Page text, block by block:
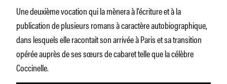
Une deuxième vocation qui la mènera à l’écriture et à la
publication de plusieurs romans à caractère autobiographique,
dans lesquels elle racontait son arrivée à Paris et sa transition
opérée auprès de ses sœurs de cabaret telle que la célèbre
Coccinelle.